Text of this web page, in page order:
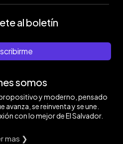
al boletín
somos
y moderno, pensado
avanza, se reinventa y se une.
con lo mejor de El Salvador.
mas ❯